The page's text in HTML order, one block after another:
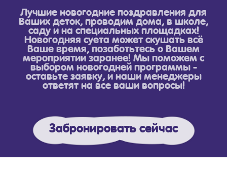
Лучшие новогодние поздравления для
Ваших деток, проводим дома, в школе,
саду и на специальных площадках!
Новогодняя суета может скушать всё
Ваше время, позаботьтесь о Вашем
мероприятии заранее! Мы поможем с
выбором новогодней программы -
оставьте заявку, и наши менеджеры
ответят на все ваши вопросы!
Забронировать сейчас